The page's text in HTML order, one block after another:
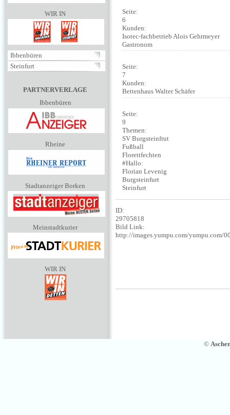
WIR IN
Ibbenbüren
Steinfurt
PARTNERVERLAGE
Ibbenbüren
Rheine
Stadtanzeiger Borken
Meinstadtkurier
WIR IN
Seite:
6
Kunden:
Isotec-fachbetrieb Alois Gehrmeyer
Gastronom
Seite:
7
Kunden:
Bettenhaus Walter Schäfer
Seite:
9
Themen:
SV Burgsteinfrut
Fußball
Florettfechten
#Hallo:
Florian Levenig
Burgsteinfurt
Steinfurt
ID:
29705818
Bild Link:
http://images.yumpu.com/yumpu.com/
©